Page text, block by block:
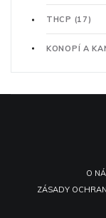
THCP (17)
KONOPÍ A
O
ZÁSADY